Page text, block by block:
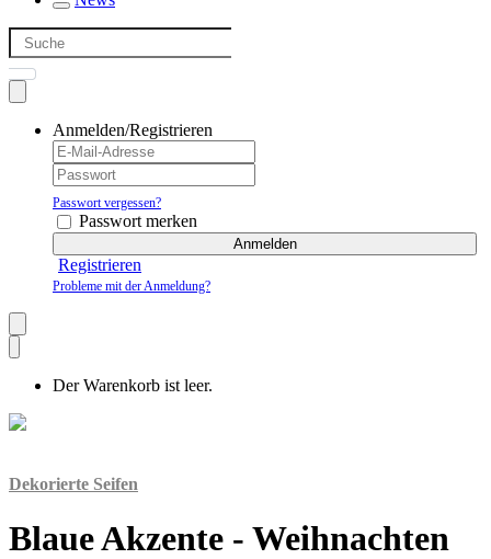
Anmelden/Registrieren
Passwort vergessen?
Passwort merken
Anmelden
Registrieren
Probleme mit der Anmeldung?
Der Warenkorb ist leer.
Dekorierte Seifen
Blaue Akzente - Weihnachten